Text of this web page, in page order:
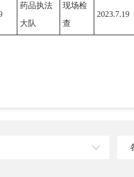
药品执法
大队
现场检
查
2023.7.19